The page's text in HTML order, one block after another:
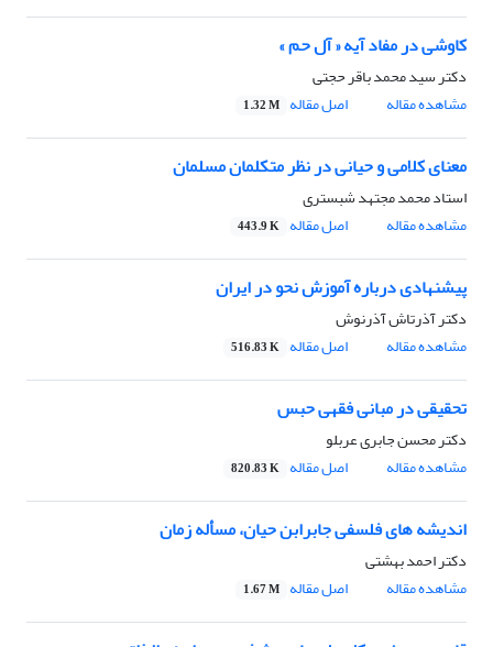
کاوشی در مفاد آیه « آل حم »
دکتر سید محمد باقر حجتی
مشاهده مقاله
اصل مقاله 1.32 M
معنای کلامی و حیانی در نظر متکلمان مسلمان
استاد محمد مجتهد شبستری
مشاهده مقاله
اصل مقاله 443.9 K
پیشنهادی درباره آموزش نحو در ایران
دکتر آذرتاش آذرنوش
مشاهده مقاله
اصل مقاله 516.83 K
تحقیقی در مبانی فقهی حبس
دکتر محسن جابری عربلو
مشاهده مقاله
اصل مقاله 820.83 K
اندیشه های فلسفی جابرابن حیان، مسأله زمان
دکتر احمد بهشتی
مشاهده مقاله
اصل مقاله 1.67 M